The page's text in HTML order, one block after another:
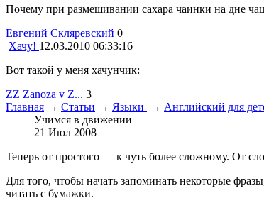
Почему при размешивании сахара чаинки на дне
Евгений Скляревский 0
Хачу! 12.03.2010 06:33:16
Вот такой у меня хачунчик:
ZZ Zanoza v Z... 3
Главная → Статьи → Языки → Английский для
Учимся в движении
21 Июл 2008
Теперь от простого — к чуть более сложному. От
Для того, чтобы начать запоминать некоторые
читать с бумажки.